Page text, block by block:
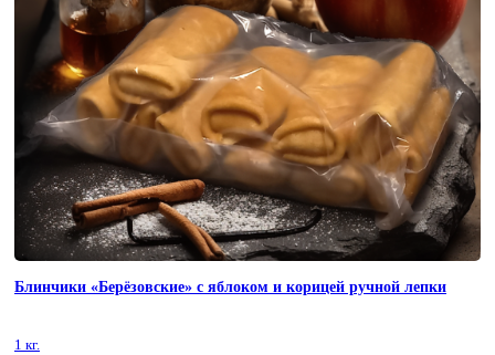
Блинчики «Берёзовские» с яблоком и корицей ручной лепки
1 кг.